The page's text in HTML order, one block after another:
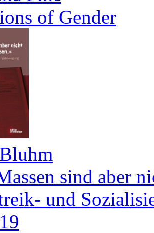
of Gender
sind aber
und